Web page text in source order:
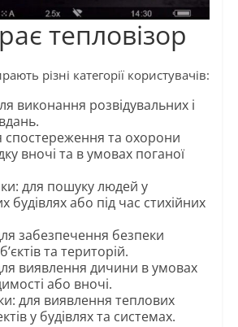
тепловізор
різні категорії користувачів:
виконання розвідувальних і
спостереження та охорони
вночі та в умовах поганої
для пошуку людей у
будівлях або під час стихійних
забезпечення безпеки
та територій.
виявлення дичини в умовах
або вночі.
для виявлення теплових
у будівлях та системах.